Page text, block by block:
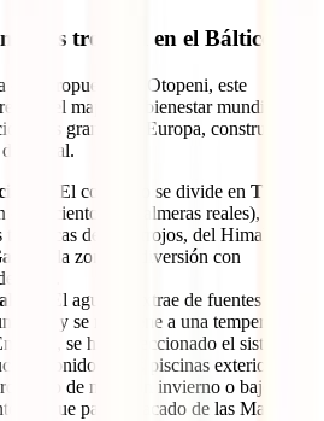
oasis tropical en el Báltico
del aeropuerto de Otopeni, este
en el mapa del bienestar mundial. Es
más grande de Europa, construido
cristal.
El complejo se divide en The
entre cientos de palmeras reales),
temáticas de infrarrojos, del Himalaya o
(la zona de diversión con
olas).
El agua se extrae de fuentes
y se mantiene a una temperatura
2026, se ha perfeccionado el sistema
y sonido en las piscinas exteriores,
de nieve en invierno o bajo el
que parece sacado de las Maldivas.